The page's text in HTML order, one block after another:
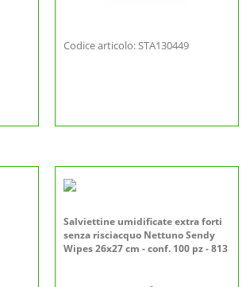
Codice articolo: STA130449
Salviettine umidificate extra forti
senza risciacquo Nettuno Sendy
Wipes 26x27 cm - conf. 100 pz - 813